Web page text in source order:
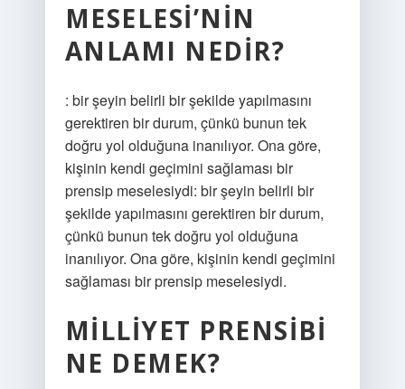
MESELESI’NIN
ANLAMI NEDIR?
: bir şeyin belirli bir şekilde yapılmasını
gerektiren bir durum, çünkü bunun tek
doğru yol olduğuna inanılıyor. Ona göre,
kişinin kendi geçimini sağlaması bir
prensip meselesiydi: bir şeyin belirli bir
şekilde yapılmasını gerektiren bir durum,
çünkü bunun tek doğru yol olduğuna
inanılıyor. Ona göre, kişinin kendi geçimini
sağlaması bir prensip meselesiydi.
MILLIYET PRENSIBI
NE DEMEK?